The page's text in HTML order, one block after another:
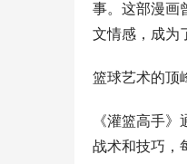
事。这部漫画
文情感，成为
篮球艺术的
《灌篮高手
战术和技巧，